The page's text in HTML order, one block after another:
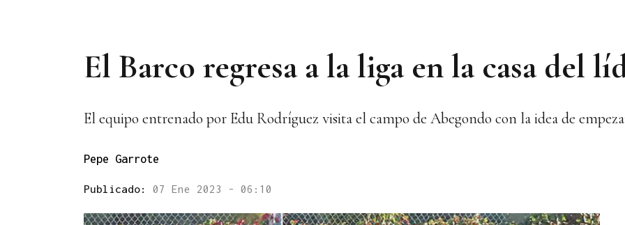
El Barco regresa a la liga en la casa del
El equipo entrenado por Edu Rodríguez visita el campo de Abegondo con la idea de
Pepe Garrote
Publicado: 07 Ene 2023 - 06:10